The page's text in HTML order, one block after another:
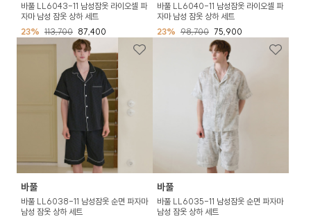
바풀 LL6043-11 남성잠옷 라이오셀 파
자마 남성 잠옷 상하 세트
23% 113,700 87,400
바풀 LL6040-11 남성잠옷 라이오셀 파
자마 남성 잠옷 상하 세트
23% 98,700 75,900
바풀
바풀 LL6038-11 남성잠옷 순면 파자마
남성 잠옷 상하 세트
바풀
바풀 LL6035-11 남성잠옷 순면 파자마
남성 잠옷 상하 세트